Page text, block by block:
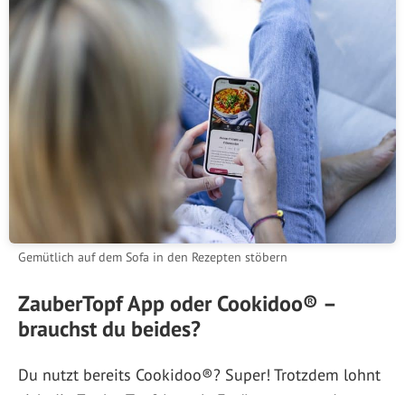
Gemütlich auf dem Sofa in den Rezepten stöbern
ZauberTopf App oder Cookidoo® –
brauchst du beides?
Du nutzt bereits Cookidoo®? Super! Trotzdem lohnt